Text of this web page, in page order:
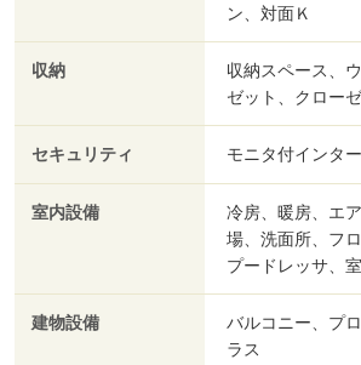
ン、対面Ｋ
収納
収納スペース、
ゼット、クロー
セキュリティ モニタ付インタ
室内設備
冷房、暖房、エ
場、洗面所、フ
プードレッサ、
建物設備
バルコニー、プ
ラス